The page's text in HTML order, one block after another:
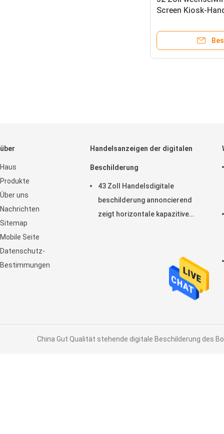
Screen Kiosk-
über
Haus
Produkte
Über uns
Nachrichten
Sitemap
Mobile Seite
Datenschutz-
Bestimmungen
Handelsanzeigen der digitalen
Beschilderung
43 Zoll Handelsdigitale
beschilderung annoncierend
zeigt horizontale kapazitive
China Gut Qualität stehende digitale Beschilderung des